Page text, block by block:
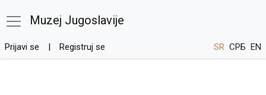
Muzej Jugoslavije
Prijavi se Registruj se SR СРБ EN